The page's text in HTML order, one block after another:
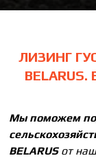
ЛИЗИНГ
Мы поможем
BELARUS от